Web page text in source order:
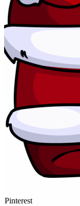
Pinterest